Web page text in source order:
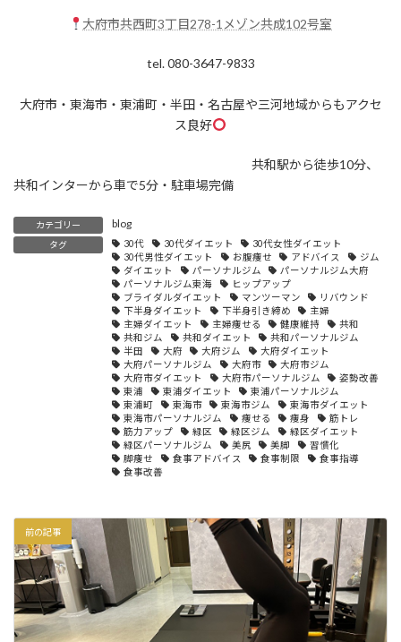
大府市共西町3丁目278-1メゾン共成102号室
tel. 080-3647-9833
大府市・東海市・東浦町・半田・名古屋や三河地域からもアクセ
ス良好
共和駅から徒歩10分、
共和インターから車で5分・駐車場完備
カテゴリー blog
タグ 30代 30代ダイエット
30代女性ダイエット
30代男性ダイエット
お腹痩せ アドバイス
ジム
ダイエット
パーソナルジム
パーソナルジム大府
パーソナルジム東海
ヒップアップ
ブライダルダイエット
マンツーマン
リバウンド
下半身ダイエット
下半身引き締め
主婦
主婦ダイエット
主婦痩せる 健康維持
共和
共和ジム
共和ダイエット
共和パーソナルジム
半田
大府 大府ジム
大府ダイエット
大府パーソナルジム
大府市
大府市ジム
大府市ダイエット
大府市パーソナルジム
姿勢改善
東浦
東浦ダイエット
東浦パーソナルジム
東浦町
東海市 東海市ジム
東海市ダイエット
東海市パーソナルジム
痩せる 痩身
筋トレ
筋力アップ
緑区 緑区ジム
緑区ダイエット
緑区パーソナルジム
美尻 美脚
習慣化
脚痩せ
食事アドバイス 食事制限
食事指導
食事改善
前の記事